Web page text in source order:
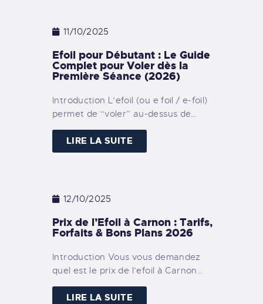
11/10/2025
Efoil pour Débutant : Le Guide
Complet pour Voler dès la
Première Séance (2026)
Introduction L’efoil (ou e foil / e-foil)
permet de “voler” au-dessus de…
LIRE LA SUITE
12/10/2025
Prix de l’Efoil à Carnon : Tarifs,
Forfaits & Bons Plans 2026
Introduction Vous vous demandez
quel est le prix de l’efoil à Carnon…
LIRE LA SUITE